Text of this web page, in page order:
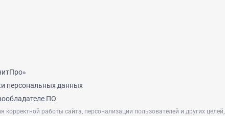
персональных данных
ПО
корректной работы сайта, персонализации пользователей и других целей,